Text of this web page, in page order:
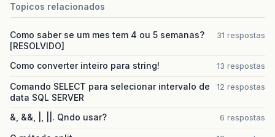
Topicos relacionados
Como saber se um mes tem 4 ou 5 semanas?
[RESOLVIDO]
31 respostas
Como converter inteiro para string! 13 respostas
Comando SELECT para selecionar intervalo de
data SQL SERVER
12 respostas
&, &&, |, ||. Qndo usar? 6 respostas